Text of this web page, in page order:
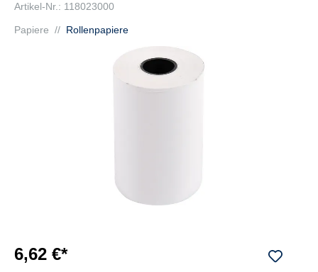
Artikel-Nr.: 118023000
Papiere // Rollenpapiere
6,62 €*